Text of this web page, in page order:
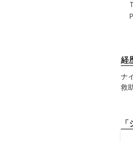
P
経
ナ
救